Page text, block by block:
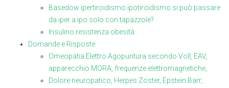
Basedow ipertiroidismo ipotiroidismo si può passare
da iper a ipo solo con tapazzole?
Insulino resistenza obesità
Domande e Risposte
Omeopatia.Elettro Agopuntura secondo Voll, EAV,
apparecchio MORA, frequenze elettromagnetiche,
Dolore neuropatico, Herpes Zoster, Epstein Barr,